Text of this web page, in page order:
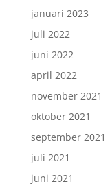
januari 2023
juli 2022
juni 2022
april 2022
november 2021
oktober 2021
september 2021
juli 2021
juni 2021